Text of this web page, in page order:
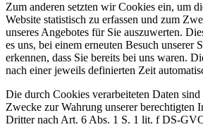
Zum anderen setzten wir Cookies ein, um
Website statistisch zu erfassen und zum
unseres Angebotes für Sie auszuwerten.
es uns, bei einem erneuten Besuch unserer
erkennen, dass Sie bereits bei uns waren.
nach einer jeweils definierten Zeit
Die durch Cookies verarbeiteten Daten sind
Zwecke zur Wahrung unserer berechtigten
Dritter nach Art. 6 Abs. 1 S. 1 lit. f DS-